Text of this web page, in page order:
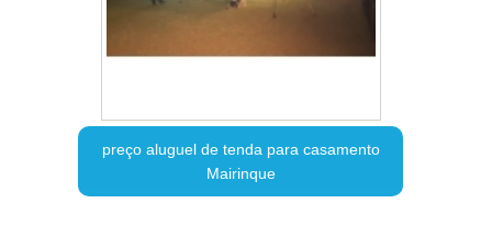
preço aluguel de tenda para casamento
Mairinque